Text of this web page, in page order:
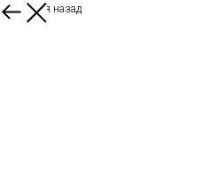
Вернуться назад